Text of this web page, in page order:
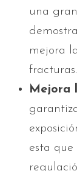
una
mejora
Mejora
esta